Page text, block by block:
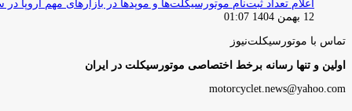
اعلام تعداد ثبت‌نام موتورسیکلت‌ها و موپدها در بازارهای مهم اروپا در سال
12 بهمن 1404 01:07
تماس با موتورسیکلت‌نیوز
اولین و تنها رسانه برخط اختصاصی موتورسیکلت در ایران
motorcyclet.news@yahoo.com